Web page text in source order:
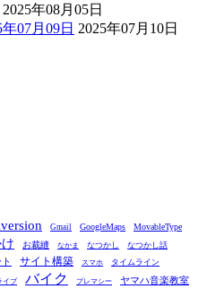
2025年08月05日
07月09日 2025年07月10日
Gmail GoogleMaps
MovableType
お裁縫 なかま なつかし なつかし話
サイト構築 スマホ タイムライン
イブ バイク プレマシー ヤマハ音楽教室